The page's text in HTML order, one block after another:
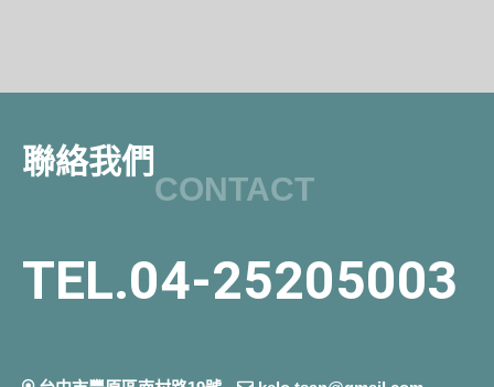
聯絡我們
CONTACT
TEL.04-25205003